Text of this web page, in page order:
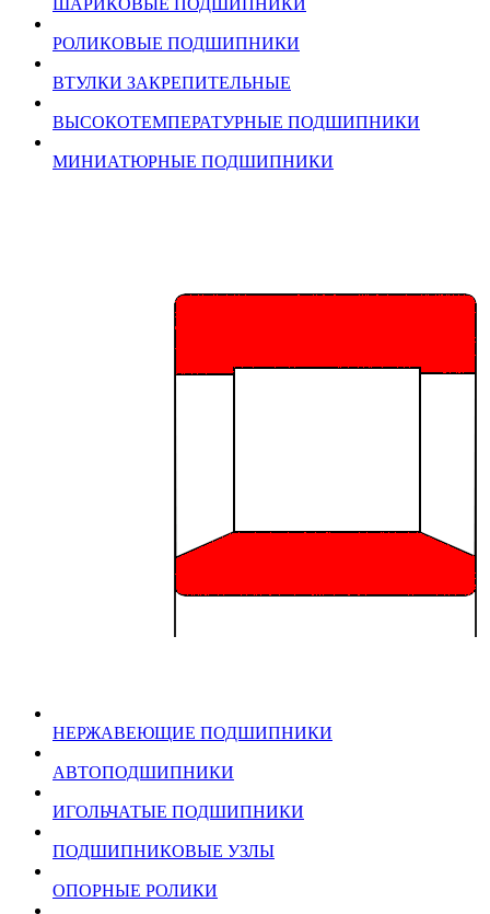
РОЛИКОВЫЕ ПОДШИПНИКИ
ВТУЛКИ ЗАКРЕПИТЕЛЬНЫЕ
ВЫСОКОТЕМПЕРАТУРНЫЕ ПОДШИПНИКИ
МИНИАТЮРНЫЕ ПОДШИПНИКИ
НЕРЖАВЕЮЩИЕ ПОДШИПНИКИ
АВТОПОДШИПНИКИ
ИГОЛЬЧАТЫЕ ПОДШИПНИКИ
ПОДШИПНИКОВЫЕ УЗЛЫ
ОПОРНЫЕ РОЛИКИ